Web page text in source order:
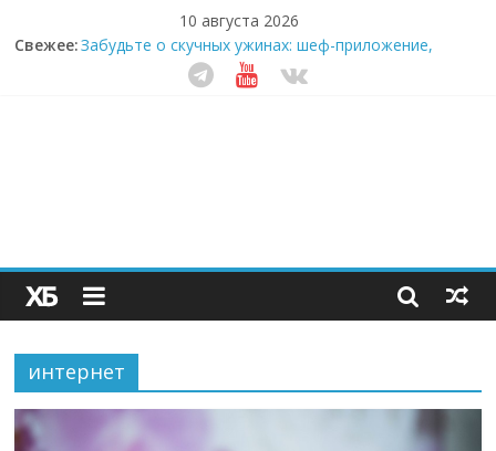
10 августа 2026
Свежее:Забудьте о скучных ужинах: шеф-приложение,
которое видит вашу еду насквозь
Небо зовёт: как бизнес на полётах дронов и
Секрет супергидратации: почему кокосовая вода с
пребиотиками становится главным трендом
здорового питания
интернет